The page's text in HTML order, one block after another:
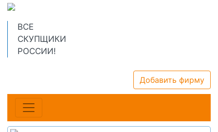
ВСЕ
СКУПЩИКИ
РОССИИ!
Добавить фирму